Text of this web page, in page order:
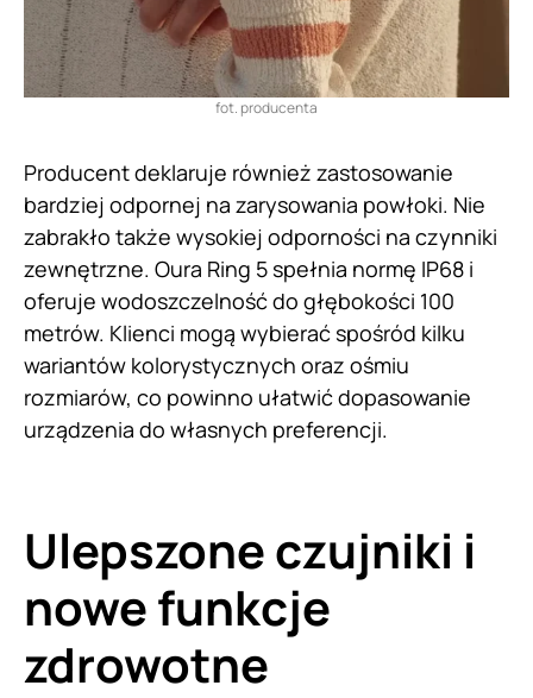
fot. producenta
Producent deklaruje również zastosowanie
bardziej odpornej na zarysowania powłoki. Nie
zabrakło także wysokiej odporności na czynniki
zewnętrzne. Oura Ring 5 spełnia normę IP68 i
oferuje wodoszczelność do głębokości 100
metrów. Klienci mogą wybierać spośród kilku
wariantów kolorystycznych oraz ośmiu
rozmiarów, co powinno ułatwić dopasowanie
urządzenia do własnych preferencji.
Ulepszone czujniki i
nowe funkcje
zdrowotne